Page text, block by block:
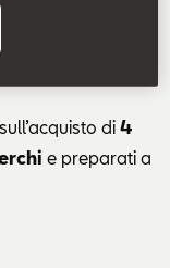
sull’acquisto di 4
e preparati a